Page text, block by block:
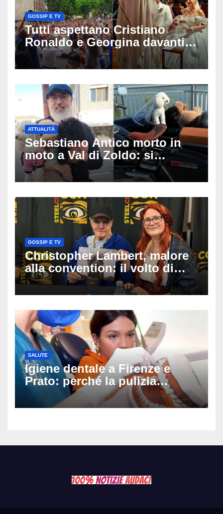
GOSSIP E TV
Tutti aspettano Cristiano
Ronaldo e Georgina davanti
alla cattedrale: ma il
matrimonio era di un’altra
ATTUALITÀ
Sebastiano Antico morto in
moto a Val di Zoldo: si
schianta con il sidecar, salvi i
due cagnolini
GOSSIP E TV
Christopher Lambert, malore
alla convention: il volto di
Highlander trasportato via in
ambulanza davanti ai fan
SALUTE
Igiene dentale a Firenze e
Prato: perché la pulizia
professionale è il primo passo
per prevenire la carie